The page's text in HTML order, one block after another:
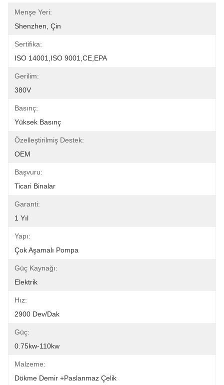
Menşe Yeri:
Shenzhen, Çin
Sertifika:
ISO 14001,ISO 9001,CE,EPA
Gerilim:
380V
Basınç:
Yüksek Basınç
Özelleştirilmiş Destek:
OEM
Başvuru:
Ticari Binalar
Garanti:
1 Yıl
Yapı:
Çok Aşamalı Pompa
Güç Kaynağı:
Elektrik
Hız:
2900 Dev/dak
Güç:
0.75kw-110kw
Malzeme:
Dökme Demir +paslanmaz Çelik